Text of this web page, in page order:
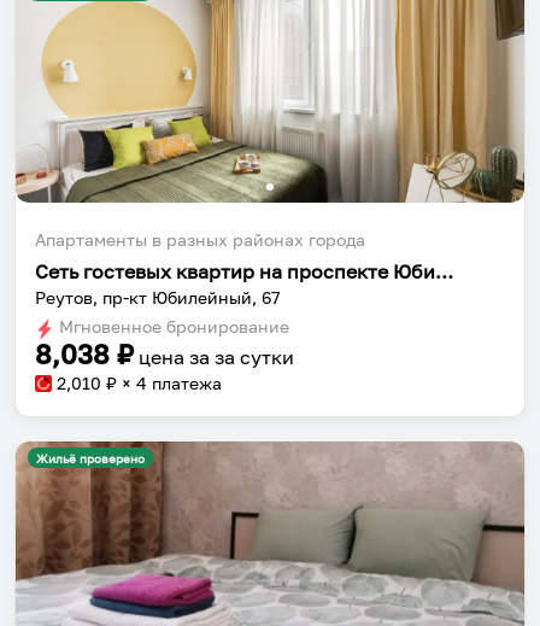
Апартаменты в разных районах города
Сеть гостевых квартир на проспекте Юбилейный 67
Реутов, пр-кт Юбилейный, 67
Мгновенное бронирование
8,038 ₽ цена за за сутки
2,010 ₽ × 4 платежа
Жильё проверено
Собери путешествие без сложностей
Сохраняй места, повторяй маршруты, находи
компанию и бронируй жильё в одном
приложении.
Установить приложение